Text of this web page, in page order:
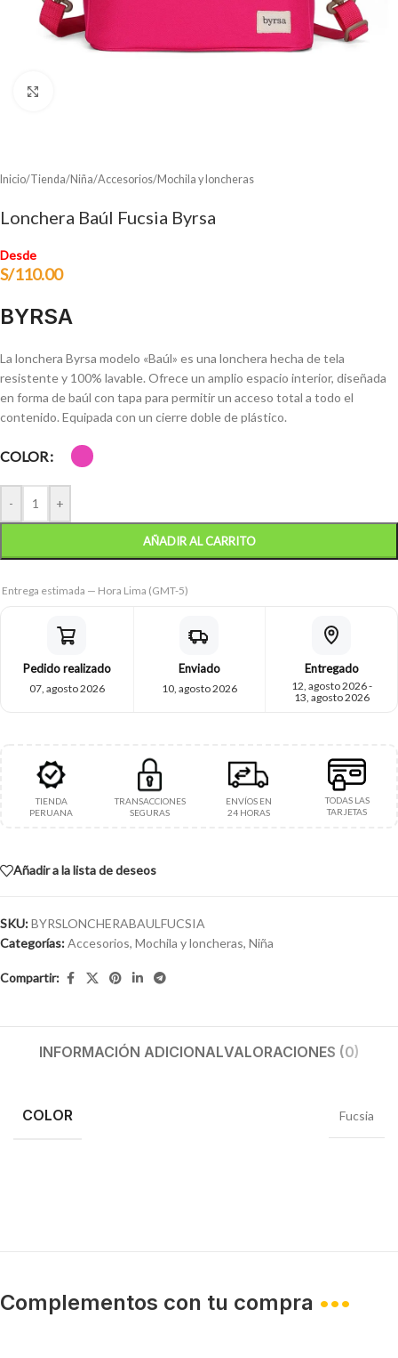
Inicio/Tienda/Niña/Accesorios/Mochila y loncheras
Lonchera Baúl Fucsia Byrsa
Desde
S/110.00
BYRSA
La lonchera Byrsa modelo «Baúl» es una lonchera hecha de tela
resistente y 100% lavable. Ofrece un amplio espacio interior, diseñada
en forma de baúl con tapa para permitir un acceso total a todo el
contenido. Equipada con un cierre doble de plástico.
COLOR
- +
AÑADIR AL CARRITO
Entrega estimada — Hora Lima (GMT-5)
Pedido realizado
07, agosto 2026
Enviado
10, agosto 2026
Entregado
12, agosto 2026 -
13, agosto 2026
TIENDA
PERUANA
TRANSACCIONES
SEGURAS
ENVÍOS EN
24 HORAS
TODAS LAS
TARJETAS
Añadir a la lista de deseos
SKU:BYRSLONCHERABAULFUCSIA
Categorías:Accesorios, Mochila y loncheras, Niña
Compartir:
INFORMACIÓN ADICIONALVALORACIONES (0)
COLOR Fucsia
Complementos con tu compra •••